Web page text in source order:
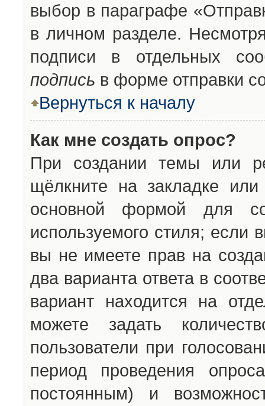
выбор в параграфе
в личном разделе.
подписи в отдельных
подпись в форме отправки
Вернуться к началу
Как мне создать опрос?
При создании темы или
щёлкните на закладке
основной формой для
используемого стиля; если
вы не имеете прав на
два варианта ответа в
вариант находится на
можете задать
пользователи при
период проведения
постоянным) и